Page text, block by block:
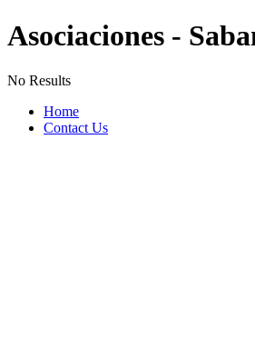
Asociaciones -
No Results
Home
Contact Us